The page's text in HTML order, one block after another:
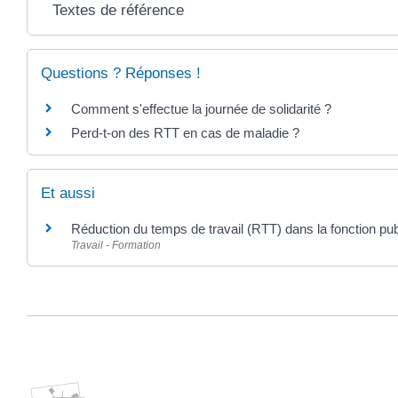
Textes de référence
Questions ? Réponses !
Comment s'effectue la journée de solidarité ?
Perd-t-on des RTT en cas de maladie ?
Et aussi
Réduction du temps de travail (RTT) dans la fonction
Travail - Formation